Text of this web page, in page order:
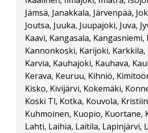
Jämsä, Janakkala, Järvenpää,
Joutsa, Juuka, Juupajoki, Juva,
Kaavi, Kangasala, Kangasniemi,
Kannonkoski, Karijoki,
Karvia, Kauhajoki, Kauhava,
Kerava, Keuruu, Kihniö,
Kisko, Kivijärvi, Kokemäki,
Koski Tl, Kotka, Kouvola,
Kuhmoinen, Kuopio, Kuortane,
Lahti, Laihia, Laitila, Lapinjärvi,